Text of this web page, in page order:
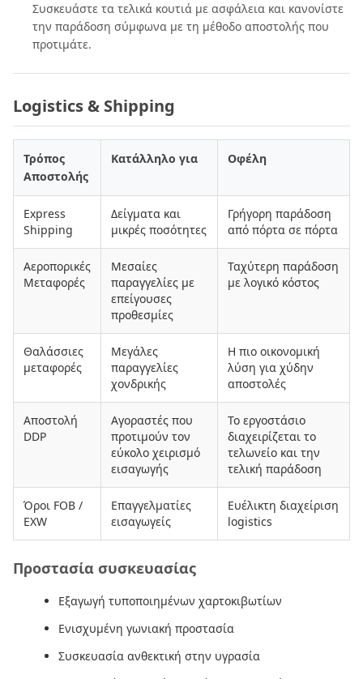
Συσκευάστε τα τελικά κουτιά με ασφάλεια και κανονίστε
την παράδοση σύμφωνα με τη μέθοδο αποστολής που
προτιμάτε.
Logistics & Shipping
Τρόπος
Αποστολής
Κατάλληλο για Οφέλη
Express
Shipping
Δείγματα και
μικρές ποσότητες
Γρήγορη παράδοση
από πόρτα σε πόρτα
Αεροπορικές
Μεταφορές
Μεσαίες
παραγγελίες με
επείγουσες
προθεσμίες
Ταχύτερη παράδοση
με λογικό κόστος
Θαλάσσιες
μεταφορές
Μεγάλες
παραγγελίες
χονδρικής
Η πιο οικονομική
λύση για χύδην
αποστολές
Αποστολή
DDP
Αγοραστές που
προτιμούν τον
εύκολο χειρισμό
εισαγωγής
Το εργοστάσιο
διαχειρίζεται το
τελωνείο και την
τελική παράδοση
Όροι FOB /
EXW
Επαγγελματίες
εισαγωγείς
Ευέλικτη διαχείριση
logistics
Προστασία συσκευασίας
Εξαγωγή τυποποιημένων χαρτοκιβωτίων
Ενισχυμένη γωνιακή προστασία
Συσκευασία ανθεκτική στην υγρασία